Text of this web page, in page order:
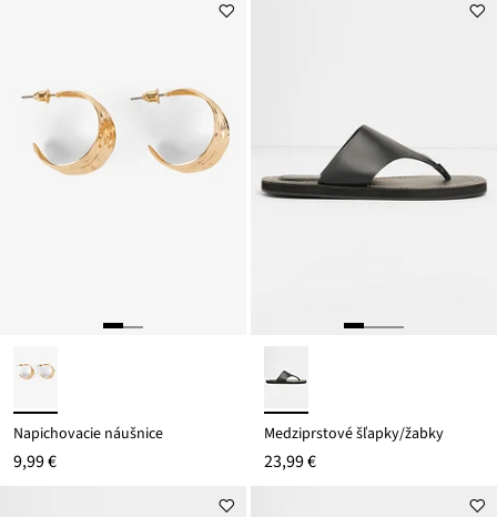
Napichovacie náušnice
9,99 €
Medziprstové šľapky/žabky
23,99 €